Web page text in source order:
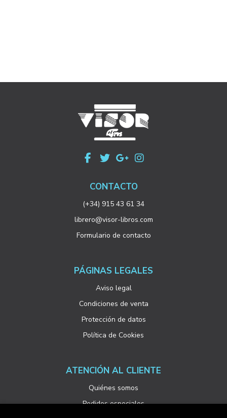
CONTACTO
(+34) 915 43 61 34
librero@visor-libros.com
Formulario de contacto
PÁGINAS LEGALES
Aviso legal
Condiciones de venta
Protección de datos
Política de Cookies
ATENCIÓN AL CLIENTE
Quiénes somos
Pedidos especiales